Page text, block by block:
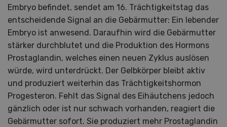
Embryo befindet, sendet am 16. Trächtigkeitstag das
entscheidende Signal an die Gebärmutter: Ein lebender
Embryo ist anwesend. Daraufhin wird die Gebärmutter
stärker durchblutet und die Produktion des Hormons
Prostaglandin, welches einen neuen Zyklus auslösen
würde, wird unterdrückt. Der Gelbkörper bleibt aktiv
und produziert weiterhin das Trächtigkeitshormon
Progesteron. Fehlt das Signal des Eihäutchens jedoch
gänzlich oder ist nur schwach vorhanden, reagiert die
Gebärmutter sofort. Sie produziert mehr Prostaglandin